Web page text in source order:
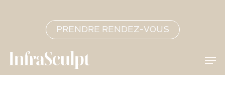
PRENDRE RENDEZ-VOUS